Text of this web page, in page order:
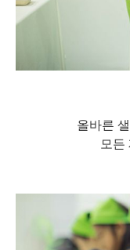
올바른
모든